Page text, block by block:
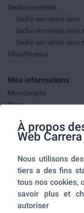
À propos
Web Carrera
Nous utilisons
tiers a des fins
tous nos cookies,
savoir plus et
autoriser
Sèche-serviettes
Séche-serviettes secs
Séche-serviettes secs
Séche-serviettes secs
Chauffe-eaux
Mes informations
Mon compte
Blog
Mes commandes
A propos de nous
A propos
Mentions légales
Conditions générales de
Utilisation des cookies